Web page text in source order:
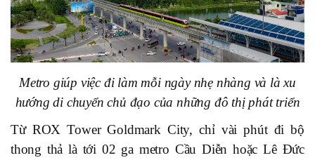
Metro giúp việc đi làm mỗi ngày nhẹ nhàng và là xu
hướng di chuyển chủ đạo của những đô thị phát triển
Từ ROX Tower Goldmark City, chỉ vài phút đi bộ
thong thả là tới 02 ga metro Cầu Diễn hoặc Lê Đức